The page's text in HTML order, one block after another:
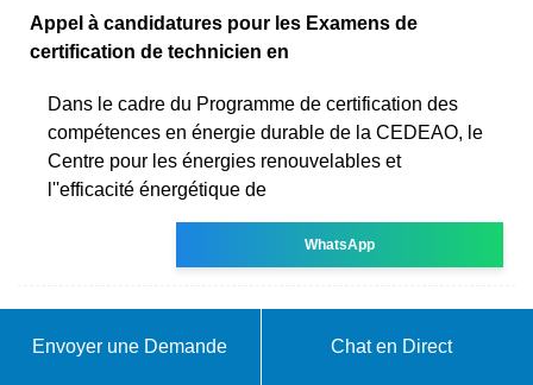
Appel à candidatures pour les Examens de
certification de technicien en
Dans le cadre du Programme de certification des
compétences en énergie durable de la CEDEAO, le
Centre pour les énergies renouvelables et
l''efficacité énergétique de
WhatsApp
Envoyer une Demande Chat en Direct